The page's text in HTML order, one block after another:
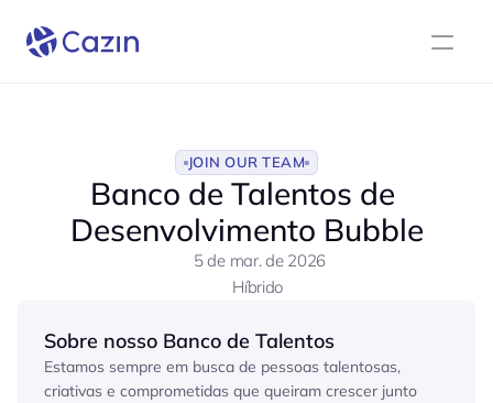
JOIN OUR TEAM
Banco de Talentos de
Desenvolvimento Bubble
5 de mar. de 2026
Híbrido
Sobre nosso Banco de Talentos
Estamos sempre em busca de pessoas talentosas,
criativas e comprometidas que queiram crescer junto